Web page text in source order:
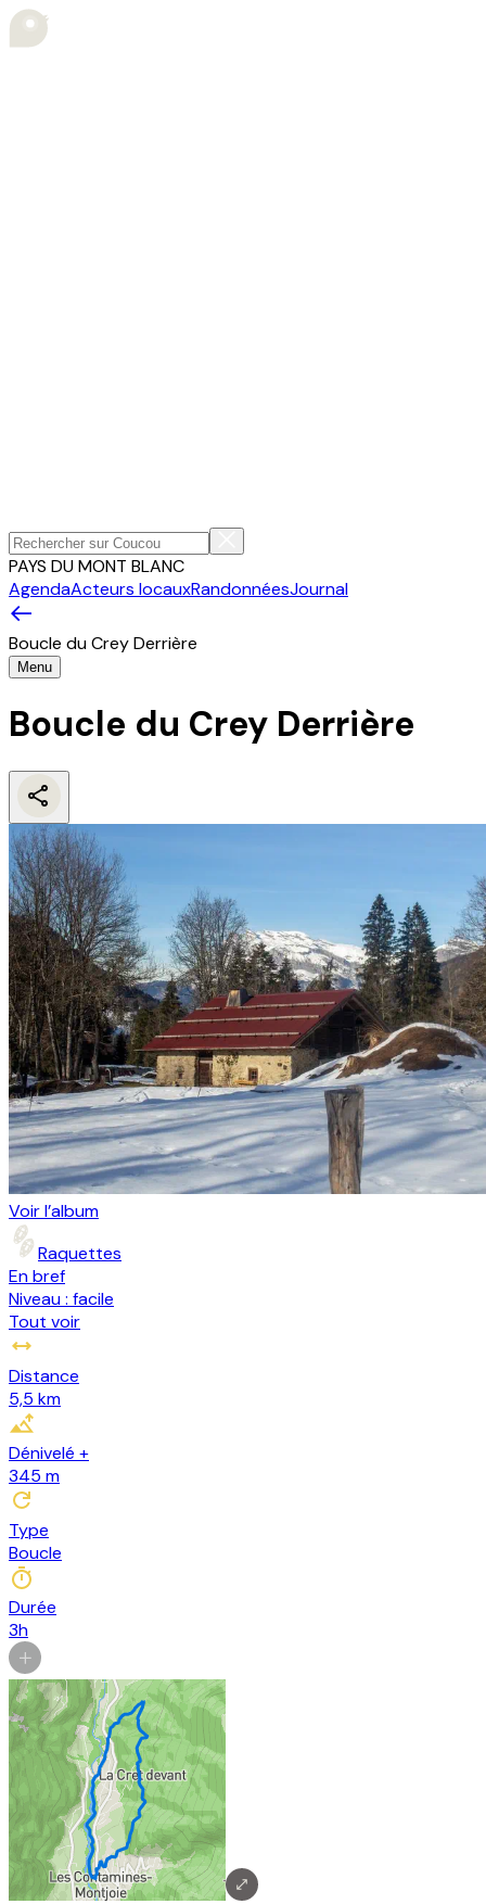
PAYS DU MONT BLANC
AgendaActeurs locauxRandonnéesJournal
Boucle du Crey Derrière
Menu
Boucle du Crey Derrière
Voir l’album
Raquettes
En bref
Niveau : facile
Tout voir
Distance
5,5 km
Dénivelé +
345 m
Type
Boucle
Durée
3h